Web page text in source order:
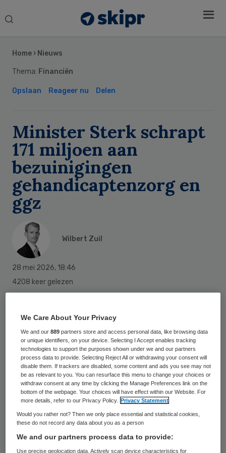
Search
Home › Nieuws
Thema: Financiën
Opslaan Reageer nu Delen
Minister Sterk schrapt
171 miljoen aan
bezuinigingen
gehandicaptenzorg en
ggz
Wilbert Zuil
28 mei 2026, 18:46
4208 keer gelezen
schrapt drie bezuinigingsmaatregelen voor
de gehandicaptenzorg en langdurige ggz.
In totaal zouden de maatregelen 171 miljoen
euro moeten besparen in 2027.
Het gaat om de maatregelen Wlz-
behandeling, opschaling digitale zorg en
zouden voor 158 miljoen euro neervallen in
Sidebar
We Care About Your Privacy
We and our889 partners store and access personal data, like browsing data
or unique identifiers, on your device. Selecting I Accept enables tracking
technologies to support the purposes shown under we and our partners
process data to provide. Selecting Reject All or withdrawing your consent will
disable them. If trackers are disabled, some content and ads you see may not
be as relevant to you. You can resurface this menu to change your choices or
withdraw consent at any time by clicking the Manage Preferences link on the
bottom of the webpage. Your choices will have effect within our Website. For
more details, refer to our Privacy Policy.
Privacy Statement
Would you rather not? Then we only place essential and statistical cookies,
these do not record any data about you as a person
We and our partners process data to provide:
Use precise geolocation data. Actively scan device characteristics for